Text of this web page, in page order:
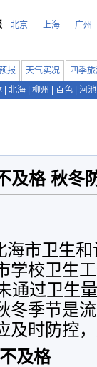
北京 上海 广州
报 天气实况
四季
北海 柳州 百色 河池
及格 秋冬
海市卫生
学校卫生
通过卫生
冬季节是
及时防控
及格